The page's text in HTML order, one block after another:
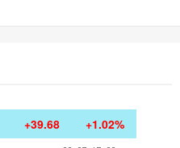
+39.68 +1.02%